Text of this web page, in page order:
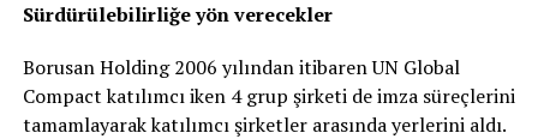
Sürdürülebilirliğe yön verecekler
Borusan Holding 2006 yılından itibaren UN Global
Compact katılımcı iken 4 grup şirketi de imza süreçlerini
tamamlayarak katılımcı şirketler arasında yerlerini aldı.